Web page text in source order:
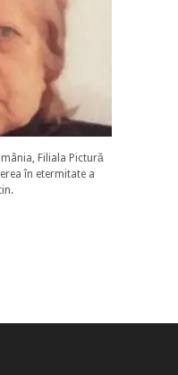
Filiala Pictură
în etermitate a